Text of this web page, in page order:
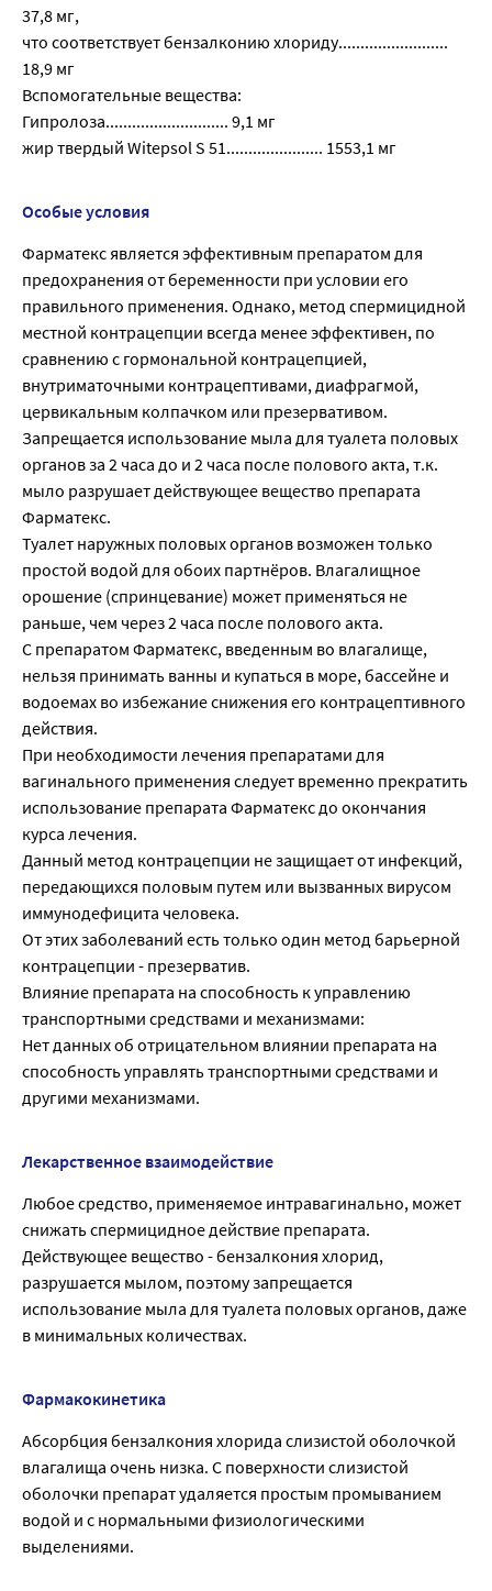
37,8 мг,
что соответствует бензалконию хлориду.........................
18,9 мг
Вспомогательные вещества:
Гипролоза............................ 9,1 мг
жир твердый Witepsol S 51...................... 1553,1 мг
Особые условия
Фарматекс является эффективным препаратом для
предохранения от беременности при условии его
правильного применения. Однако, метод спермицидной
местной контрацепции всегда менее эффективен, по
сравнению с гормональной контрацепцией,
внутриматочными контрацептивами, диафрагмой,
цервикальным колпачком или презервативом.
Запрещается использование мыла для туалета половых
органов за 2 часа до и 2 часа после полового акта, т.к.
мыло разрушает действующее вещество препарата
Фарматекс.
Туалет наружных половых органов возможен только
простой водой для обоих партнёров. Влагалищное
орошение (спринцевание) может применяться не
раньше, чем через 2 часа после полового акта.
С препаратом Фарматекс, введенным во влагалище,
нельзя принимать ванны и купаться в море, бассейне и
водоемах во избежание снижения его контрацептивного
действия.
При необходимости лечения препаратами для
вагинального применения следует временно прекратить
использование препарата Фарматекс до окончания
курса лечения.
Данный метод контрацепции не защищает от инфекций,
передающихся половым путем или вызванных вирусом
иммунодефицита человека.
От этих заболеваний есть только один метод барьерной
контрацепции - презерватив.
Влияние препарата на способность к управлению
транспортными средствами и механизмами:
Нет данных об отрицательном влиянии препарата на
способность управлять транспортными средствами и
другими механизмами.
Лекарственное взаимодействие
Любое средство, применяемое интравагинально, может
снижать спермицидное действие препарата.
Действующее вещество - бензалкония хлорид,
разрушается мылом, поэтому запрещается
использование мыла для туалета половых органов, даже
в минимальных количествах.
Фармакокинетика
Абсорбция бензалкония хлорида слизистой оболочкой
влагалища очень низка. С поверхности слизистой
оболочки препарат удаляется простым промыванием
водой и с нормальными физиологическими
выделениями.